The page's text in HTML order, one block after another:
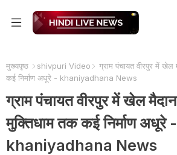
मुख्यपृष्ठ shivpuri Video
ग्राम पंचायत वीरपुर में
कई निर्माण अधूरे - khaniyadhana News
ग्राम पंचायत वीरपुर में खेल
मुक्तिधाम तक कई निर्माण अधूरे -
khaniyadhana News